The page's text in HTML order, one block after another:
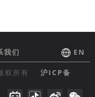
我们 EN
权所有
沪ICP备